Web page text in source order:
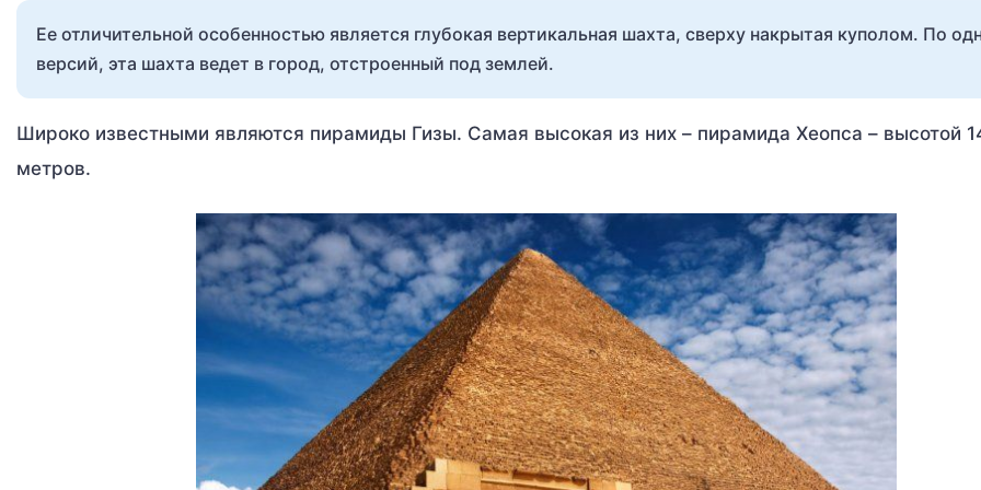
Ее отличительной особенностью является глубокая вертикальная шахта, сверху накрытая куполом. По
версий, эта шахта ведет в город, отстроенный под землей.
Широко известными являются пирамиды Гизы. Самая высокая из них – пирамида Хеопса – высотой
метров.